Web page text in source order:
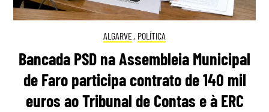
ALGARVE, POLÍTICA
Bancada PSD na Assembleia Municipal
de Faro participa contrato de 140 mil
euros ao Tribunal de Contas e à ERC